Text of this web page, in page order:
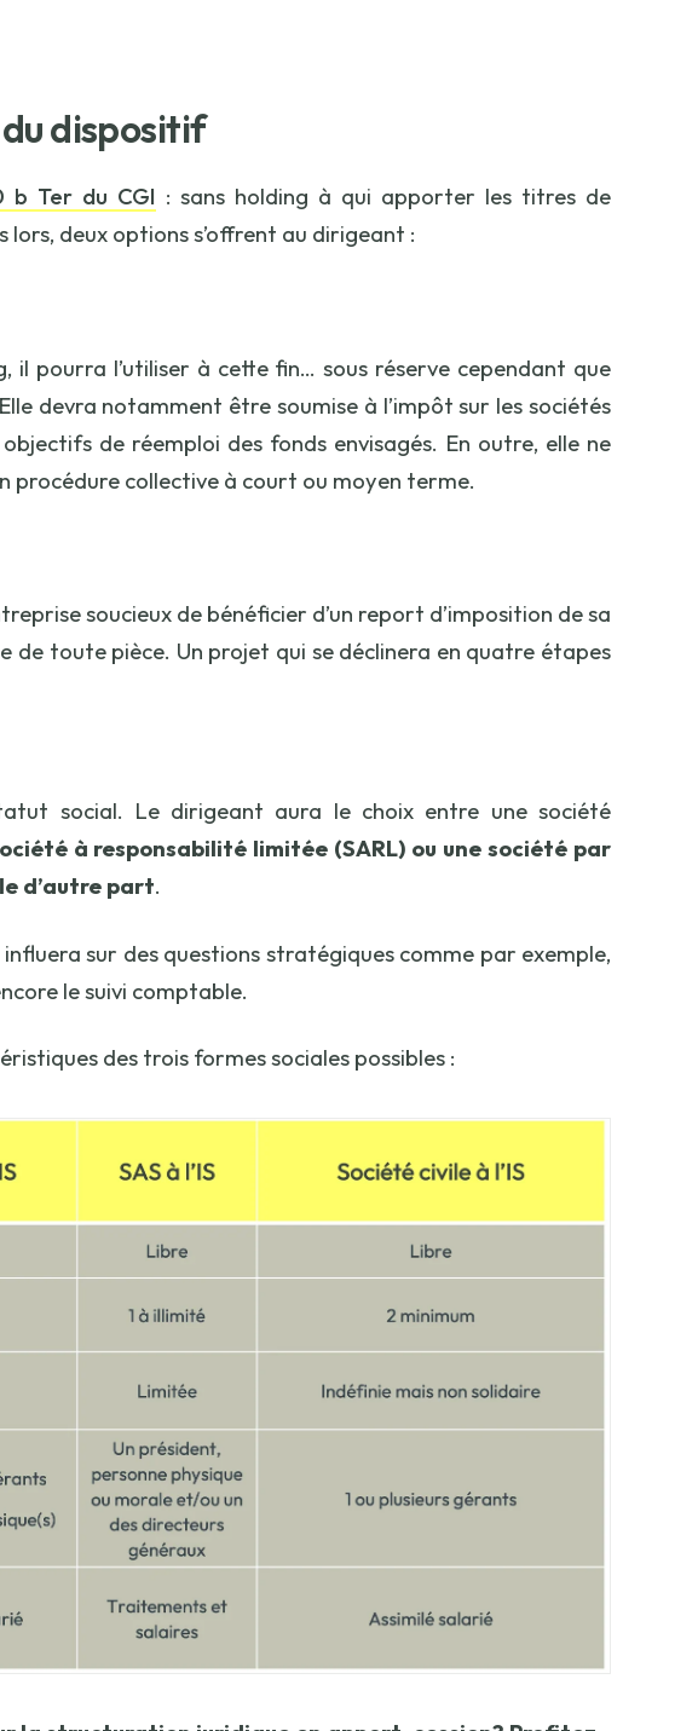
dispositif
b Ter du CGI : sans holding à qui apporter les titres de
lors, deux options s’offrent au dirigeant :
pourra l’utiliser à cette fin… sous réserve cependant que
devra notamment être soumise à l’impôt sur les sociétés
de réemploi des fonds envisagés. En outre, elle ne
procédure collective à court ou moyen terme.
soucieux de bénéficier d’un report d’imposition de sa
de toute pièce. Un projet qui se déclinera en quatre étapes
social. Le dirigeant aura le choix entre une société
à responsabilité limitée (SARL) ou une société par
d’autre part.
influera sur des questions stratégiques comme par exemple,
le suivi comptable.
des trois formes sociales possibles :